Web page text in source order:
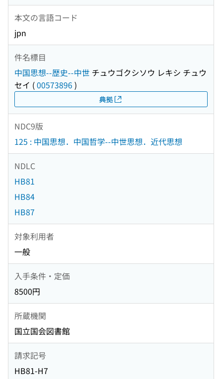
本文の言語コード
jpn
件名標目
中国思想--歴史--中世 チュウゴクシソウ レキシ チュウ
セイ (00573896)
典拠
NDC9版
125 : 中国思想．中国哲学--中世思想．近代思想
NDLC
HB81
HB84
HB87
対象利用者
一般
入手条件・定価
8500円
所蔵機関
国立国会図書館
請求記号
HB81-H7